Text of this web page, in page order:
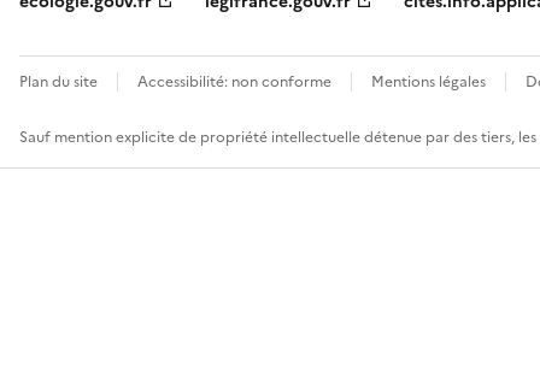
Plan du site Accessibilité: non conforme Mentions légales
Sauf mention explicite de propriété intellectuelle détenue par des tiers,